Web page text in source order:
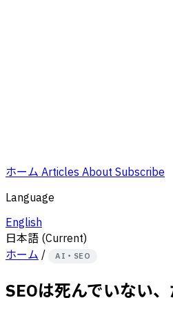
ホーム Articles About Subscribe
Language
English
日本語 (Current)
ホーム / AI・SEO
SEOは死んでいない